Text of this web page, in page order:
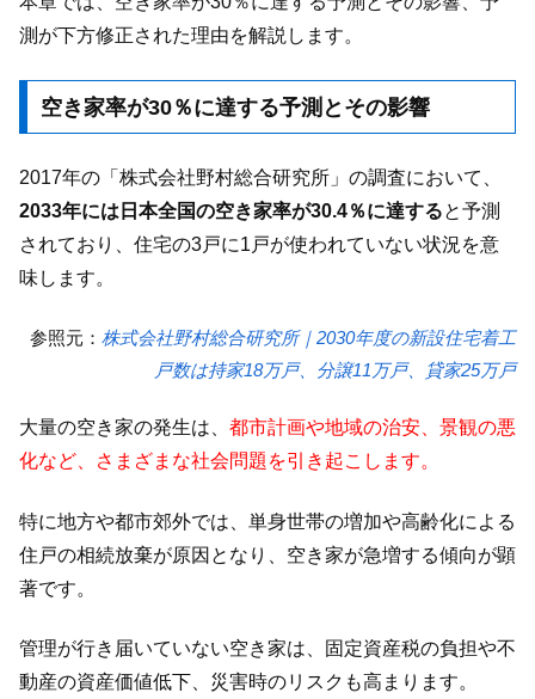
測が下方修正された理由を解説します。
空き家率が30％に達する予測とその影響
2017年の「株式会社野村総合研究所」の調査において、
2033年には日本全国の空き家率が30.4％に達すると予測
されており、住宅の3戸に1戸が使われていない状況を意
味します。
参照元： 株式会社野村総合研究所｜2030年度の新設住宅着工
戸数は持家18万戸、分譲11万戸、貸家25万戸
大量の空き家の発生は、 都市計画や地域の治安、景観の悪
化など、さまざまな社会問題を引き起こします。
特に地方や都市郊外では、単身世帯の増加や高齢化による
住戸の相続放棄が原因となり、空き家が急増する傾向が顕
著です。
管理が行き届いていない空き家は、固定資産税の負担や不
動産の資産価値低下、災害時のリスクも高まります。